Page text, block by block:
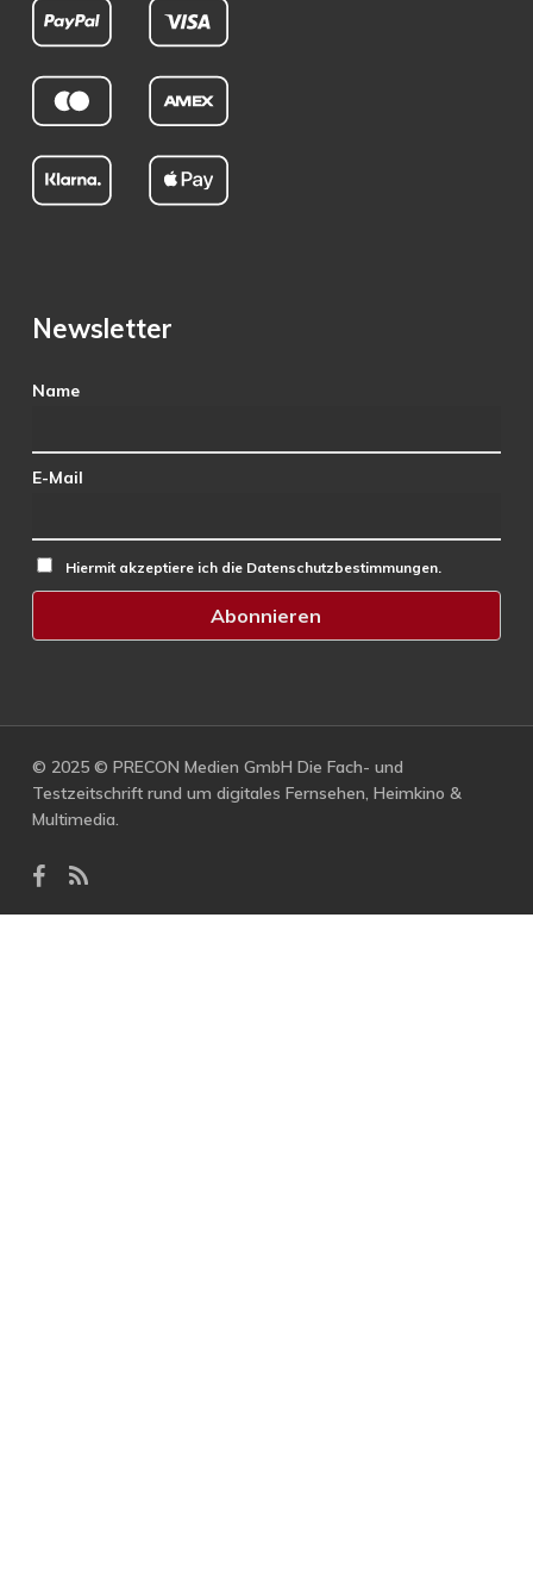
Newsletter
Name
E-Mail
Hiermit akzeptiere ich die Datenschutzbestimmungen.
© 2025 © PRECON Medien GmbH Die Fach- und
Testzeitschrift rund um digitales Fernsehen, Heimkino &
Multimedia.
facebook
RSS